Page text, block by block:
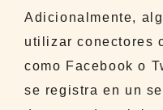
Adicionalmente,
utilizar conectores
como Facebook o
se registra en un